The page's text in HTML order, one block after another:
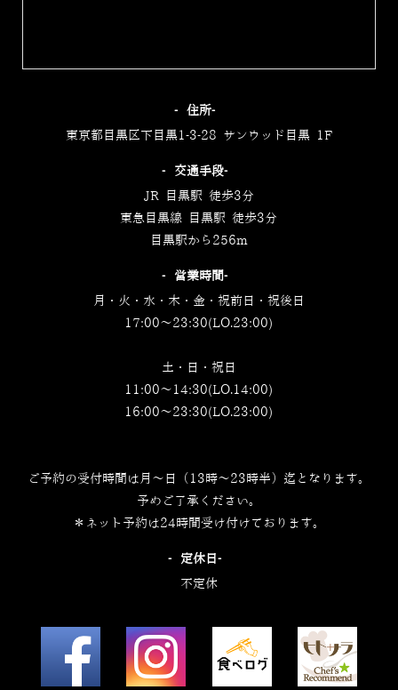
‐住所‐
東京都目黒区下目黒1-3-28 サンウッド目黒 1F
‐交通手段‐
JR 目黒駅 徒歩3分
東急目黒線 目黒駅 徒歩3分
目黒駅から256m
‐営業時間‐
月・火・水・木・金・祝前日・祝後日
17:00～23:30(LO.23:00)
土・日・祝日
11:00～14:30(LO.14:00)
16:00～23:30(LO.23:00)
ご予約の受付時間は月～日（13時～23時半）迄となります。
予めご了承ください。
＊ネット予約は24時間受け付けております。
‐定休日‐
不定休